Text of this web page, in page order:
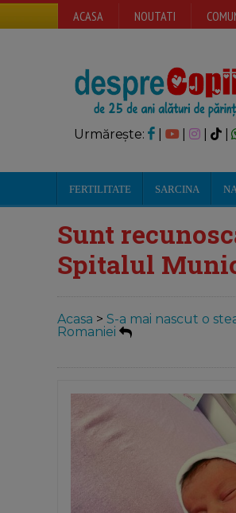
ACASA NOUTATI
Urmărește: | |
FERTILITATE SARCINA
Sunt
Spitalul
Acasa > S-a mai nascut o
Romaniei